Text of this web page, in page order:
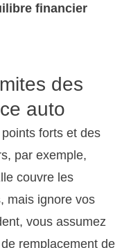
financier
des
auto
forts et des
par exemple,
couvre les
mais ignore vos
vous assumez
remplacement de